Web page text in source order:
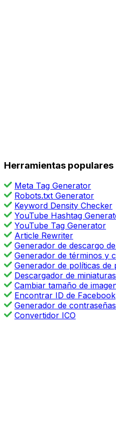
Herramientas populares
Meta Tag Generator
Robots.txt Generator
Keyword Density Checker
YouTube Hashtag
YouTube Tag Generator
Article Rewriter
Generador de descargo
Generador de términos y
Generador de políticas de
Descargador de
Cambiar tamaño de
Encontrar ID de Facebook
Generador de contraseñas
Convertidor ICO